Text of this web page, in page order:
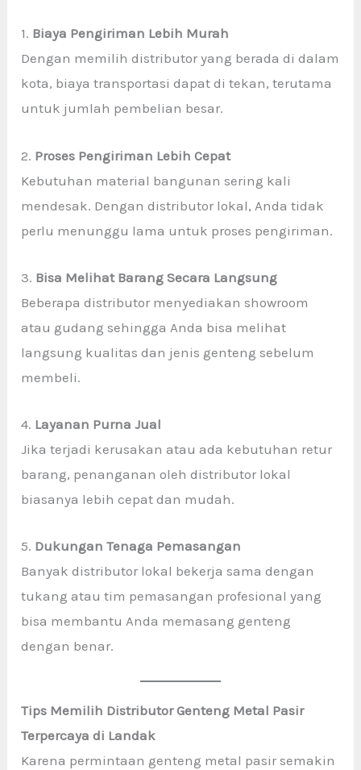
1. Biaya Pengiriman Lebih Murah
Dengan memilih distributor yang berada di dalam
kota, biaya transportasi dapat di tekan, terutama
untuk jumlah pembelian besar.
2. Proses Pengiriman Lebih Cepat
Kebutuhan material bangunan sering kali
mendesak. Dengan distributor lokal, Anda tidak
perlu menunggu lama untuk proses pengiriman.
3. Bisa Melihat Barang Secara Langsung
Beberapa distributor menyediakan showroom
atau gudang sehingga Anda bisa melihat
langsung kualitas dan jenis genteng sebelum
membeli.
4. Layanan Purna Jual
Jika terjadi kerusakan atau ada kebutuhan retur
barang, penanganan oleh distributor lokal
biasanya lebih cepat dan mudah.
5. Dukungan Tenaga Pemasangan
Banyak distributor lokal bekerja sama dengan
tukang atau tim pemasangan profesional yang
bisa membantu Anda memasang genteng
dengan benar.
Tips Memilih Distributor Genteng Metal Pasir
Terpercaya di Landak
Karena permintaan genteng metal pasir semakin